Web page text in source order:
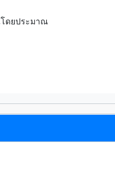
โดยประมาณ